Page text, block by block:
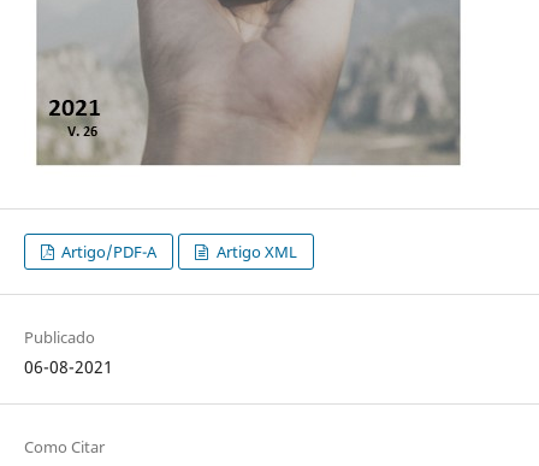
Artigo/PDF-A Artigo XML
Publicado
06-08-2021
Como Citar